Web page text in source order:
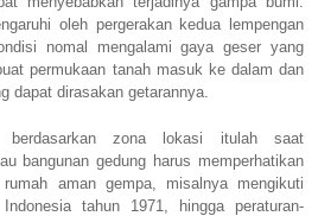
oleh pergerakan kedua lempengan
nomal mengalami gaya geser yang
permukaan tanah masuk ke dalam dan
dapat dirasakan getarannya.
berdasarkan zona lokasi itulah saat
bangunan gedung harus memperhatikan
rumah aman gempa, misalnya mengikuti
tahun 1971, hingga peraturan-